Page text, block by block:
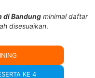
di Bandung minimal daftar
disesuaikan.
KE 4